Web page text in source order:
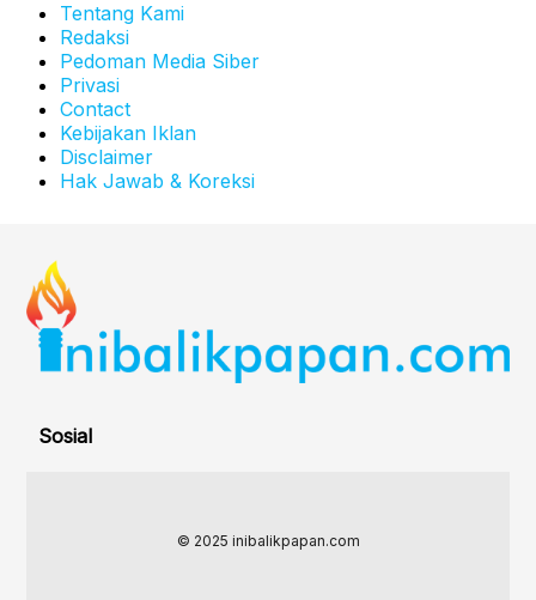
Tentang Kami
Redaksi
Pedoman Media Siber
Privasi
Contact
Kebijakan Iklan
Disclaimer
Hak Jawab & Koreksi
Sosial
© 2025 inibalikpapan.com